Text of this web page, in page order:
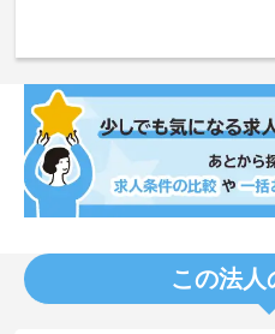
この法人